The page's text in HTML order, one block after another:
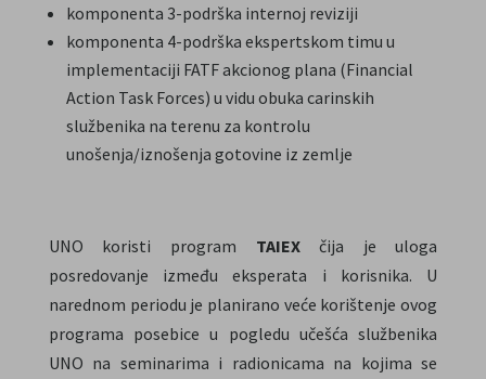
komponenta 3-podrška internoj reviziji
komponenta 4-podrška ekspertskom timu u
implementaciji FATF akcionog plana (Financial
Action Task Forces) u vidu obuka carinskih
službenika na terenu za kontrolu
unošenja/iznošenja gotovine iz zemlje
UNO koristi program TAIEXčija je uloga
posredovanje između eksperata i korisnika. U
narednom periodu je planirano veće korištenje ovog
programa posebice u pogledu učešća službenika
UNO na seminarima i radionicama na kojima se